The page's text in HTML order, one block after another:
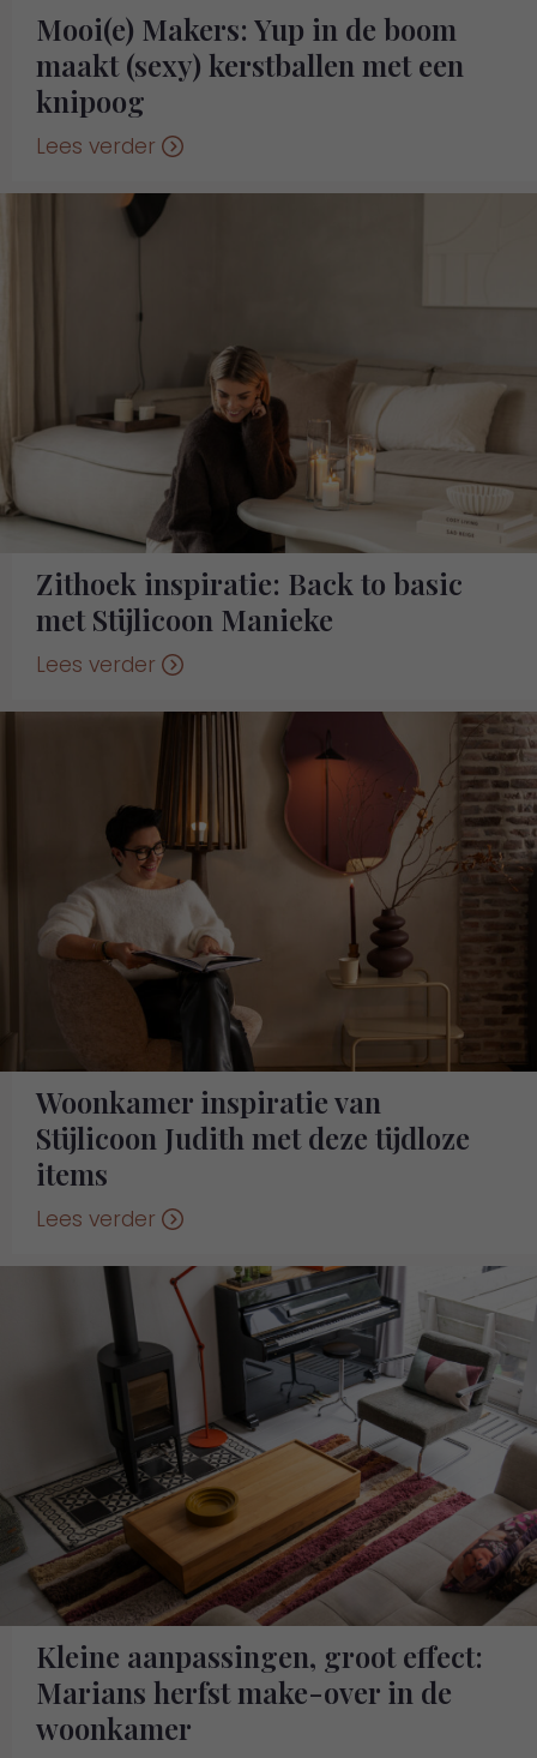
Mooi(e) Makers: Yup in de boom
maakt (sexy) kerstballen met een
knipoog
Lees verder
Zithoek inspiratie: Back to basic
met Stijlicoon Manieke
Lees verder
Woonkamer inspiratie van
Stijlicoon Judith met deze tijdloze
items
Lees verder
Kleine aanpassingen, groot effect:
Marians herfst make-over in de
woonkamer